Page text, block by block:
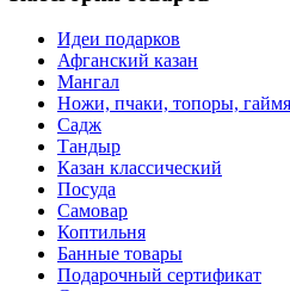
Идеи подарков
Афганский казан
Мангал
Ножи, пчаки, топоры,
Садж
Тандыр
Казан классический
Посуда
Самовар
Коптильня
Банные товары
Подарочный сертификат